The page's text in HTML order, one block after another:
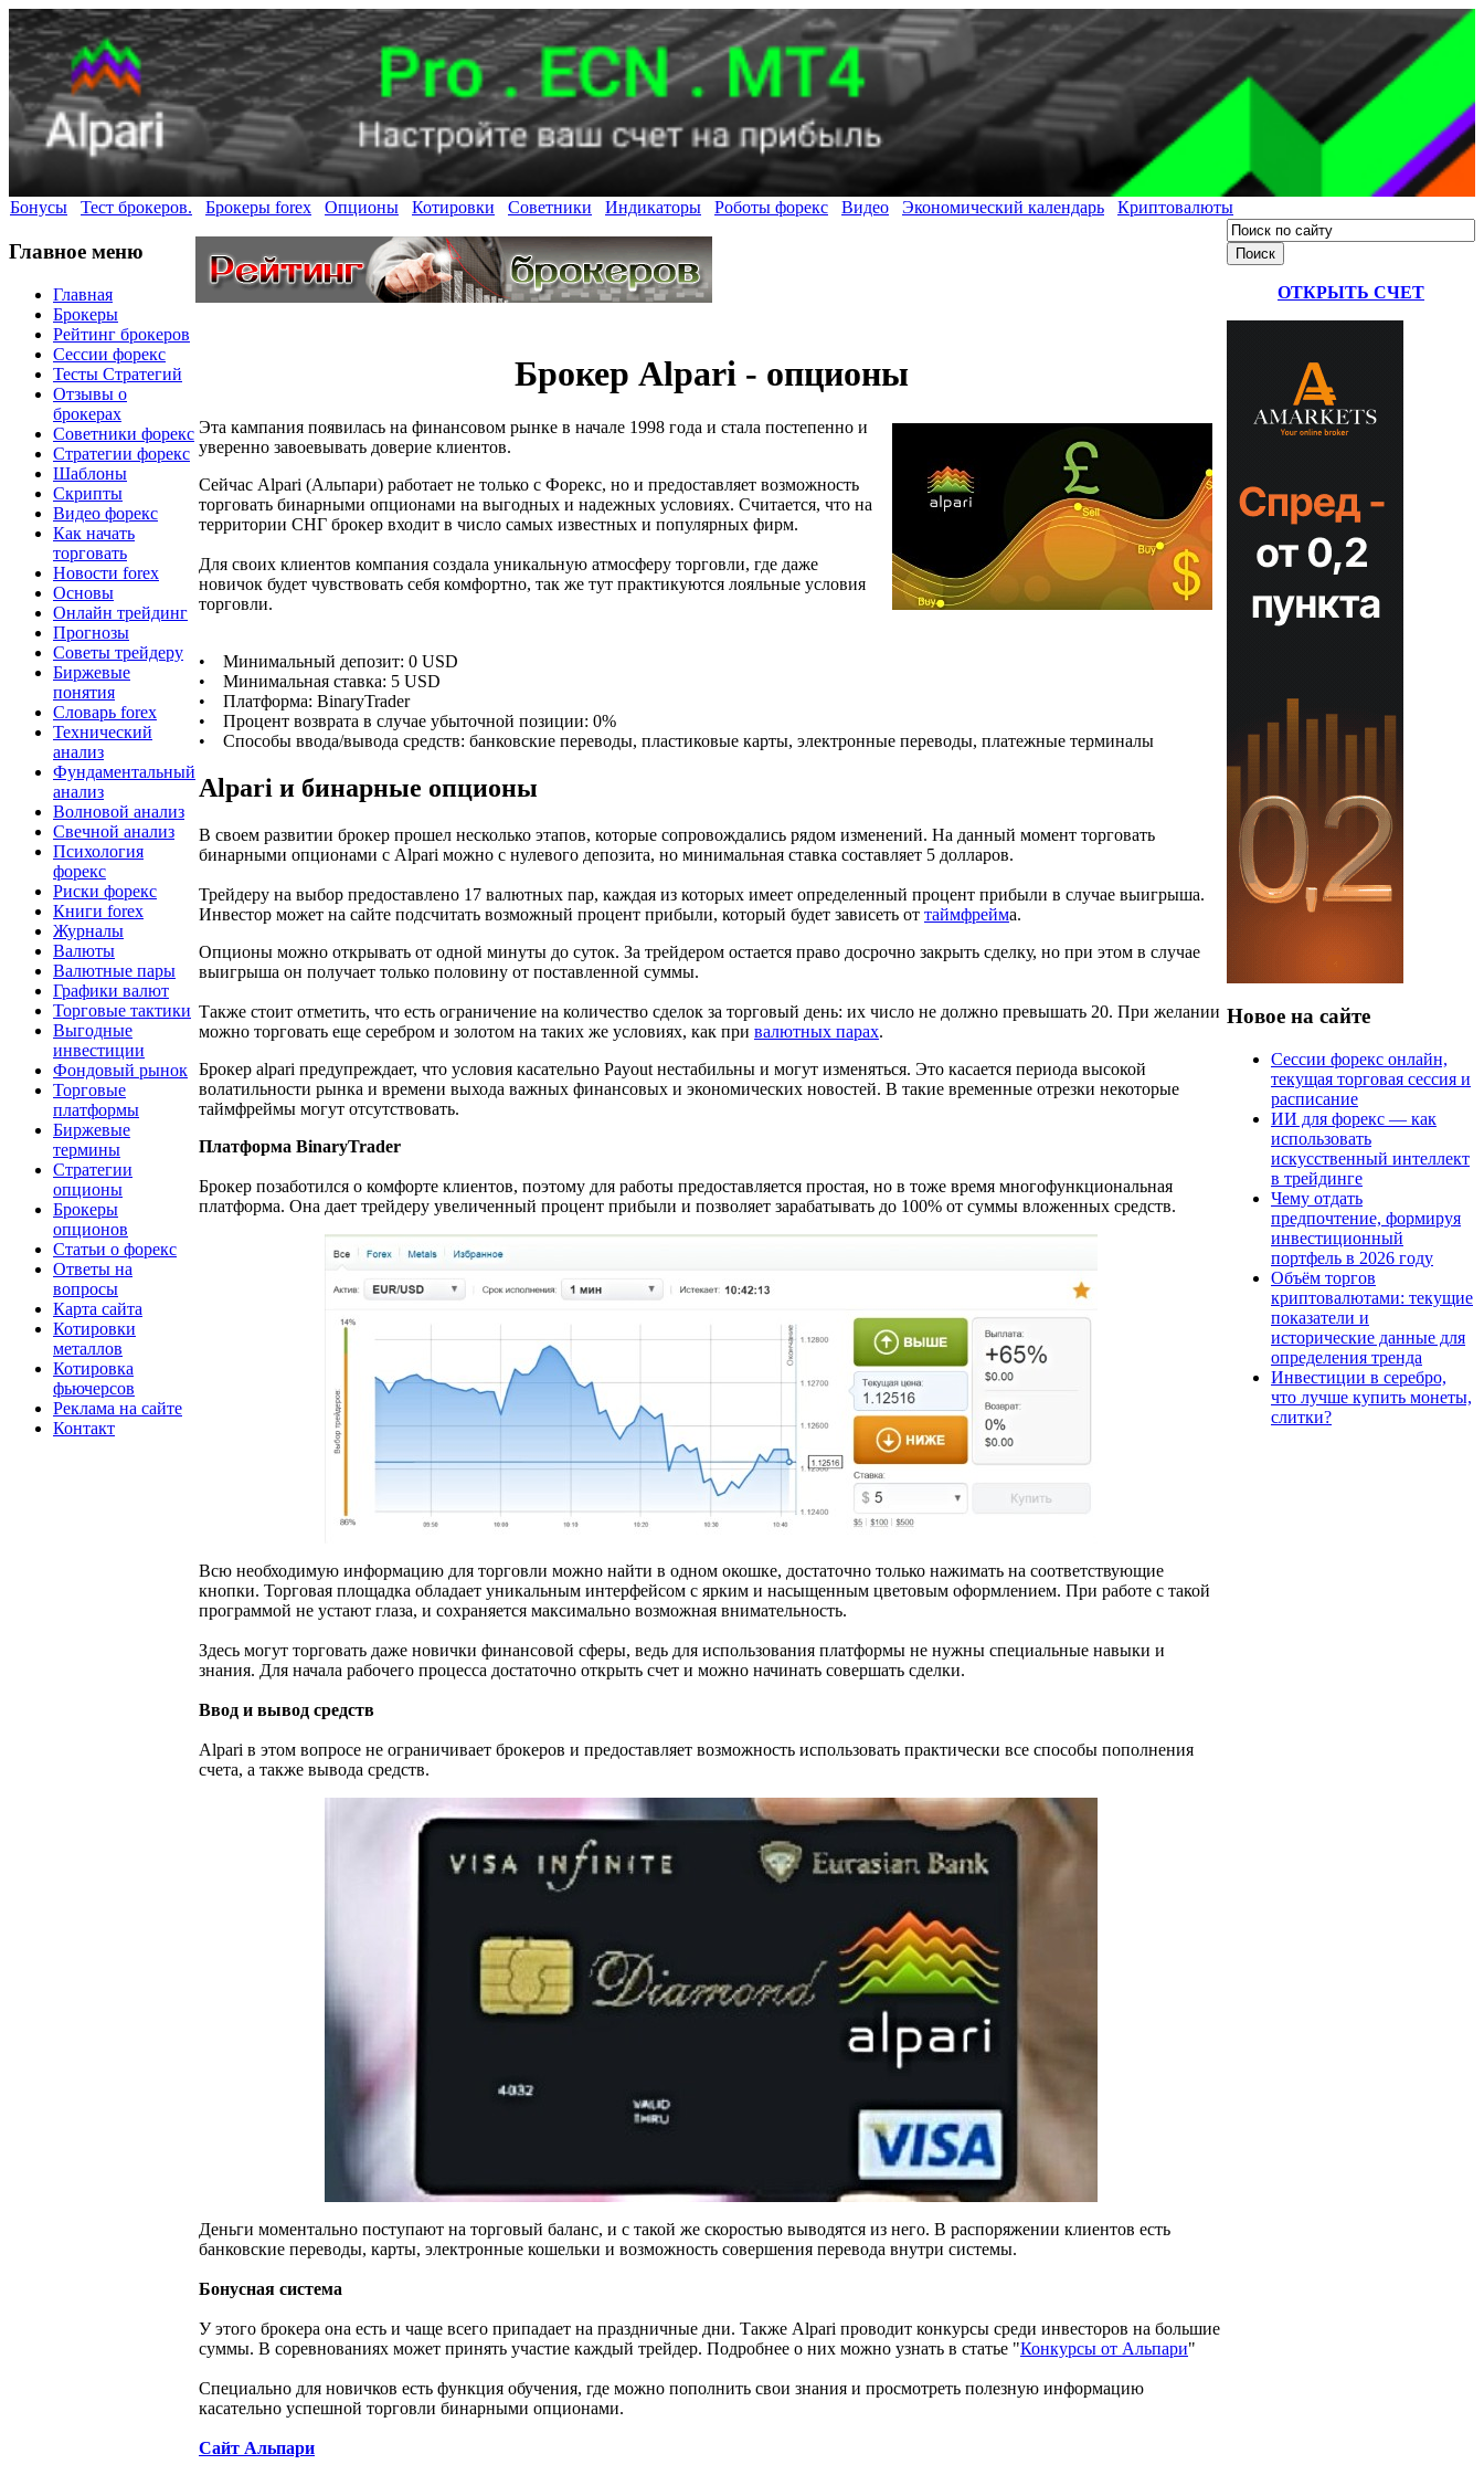
Бонусы Тест брокеров. Брокеры forex Опционы Котировки Советники Индикаторы Роботы форекс Видео Экономический календарь Криптовалюты
Главное меню
Главная
Брокеры
Рейтинг брокеров
Сессии форекс
Тесты Стратегий
Отзывы о
брокерах
Советники форекс
Стратегии форекс
Шаблоны
Скрипты
Видео форекс
Как начать
торговать
Новости forex
Основы
Онлайн трейдинг
Прогнозы
Советы трейдеру
Биржевые
понятия
Словарь forex
Технический
анализ
Фундаментальный
анализ
Волновой анализ
Свечной анализ
Психология
форекс
Риски форекс
Книги forex
Журналы
Валюты
Валютные пары
Графики валют
Торговые тактики
Выгодные
инвестиции
Фондовый рынок
Торговые
платформы
Биржевые
термины
Стратегии
опционы
Брокеры
опционов
Статьи о форекс
Ответы на
вопросы
Карта сайта
Котировки
металлов
Котировка
фьючерсов
Реклама на сайте
Контакт
Брокер Alpari - опционы
Эта кампания появилась на финансовом рынке в начале 1998 года и стала постепенно и
уверенно завоевывать доверие клиентов.
Сейчас Alpari (Альпари) работает не только с Форекс, но и предоставляет возможность
торговать бинарными опционами на выгодных и надежных условиях. Считается, что на
территории СНГ брокер входит в число самых известных и популярных фирм.
Для своих клиентов компания создала уникальную атмосферу торговли, где даже
новичок будет чувствовать себя комфортно, так же тут практикуются лояльные условия
торговли.
• Минимальный депозит: 0 USD
• Минимальная ставка: 5 USD
• Платформа: BinaryTrader
• Процент возврата в случае убыточной позиции: 0%
• Способы ввода/вывода средств: банковские переводы, пластиковые карты, электронные переводы, платежные терминалы
Alpari и бинарные опционы
В своем развитии брокер прошел несколько этапов, которые сопровождались рядом изменений. На данный момент торговать
бинарными опционами с Alpari можно с нулевого депозита, но минимальная ставка составляет 5 долларов.
Трейдеру на выбор предоставлено 17 валютных пар, каждая из которых имеет определенный процент прибыли в случае выигрыша.
Инвестор может на сайте подсчитать возможный процент прибыли, который будет зависеть от таймфрейма.
Опционы можно открывать от одной минуты до суток. За трейдером остается право досрочно закрыть сделку, но при этом в случае
выигрыша он получает только половину от поставленной суммы.
Также стоит отметить, что есть ограничение на количество сделок за торговый день: их число не должно превышать 20. При желании
можно торговать еще серебром и золотом на таких же условиях, как при валютных парах.
Брокер alpari предупреждает, что условия касательно Payout нестабильны и могут изменяться. Это касается периода высокой
волатильности рынка и времени выхода важных финансовых и экономических новостей. В такие временные отрезки некоторые
таймфреймы могут отсутствовать.
Платформа BinaryTrader
Брокер позаботился о комфорте клиентов, поэтому для работы предоставляется простая, но в тоже время многофункциональная
платформа. Она дает трейдеру увеличенный процент прибыли и позволяет зарабатывать до 100% от суммы вложенных средств.
Всю необходимую информацию для торговли можно найти в одном окошке, достаточно только нажимать на соответствующие
кнопки. Торговая площадка обладает уникальным интерфейсом с ярким и насыщенным цветовым оформлением. При работе с такой
программой не устают глаза, и сохраняется максимально возможная внимательность.
Здесь могут торговать даже новички финансовой сферы, ведь для использования платформы не нужны специальные навыки и
знания. Для начала рабочего процесса достаточно открыть счет и можно начинать совершать сделки.
Ввод и вывод средств
Alpari в этом вопросе не ограничивает брокеров и предоставляет возможность использовать практически все способы пополнения
счета, а также вывода средств.
Деньги моментально поступают на торговый баланс, и с такой же скоростью выводятся из него. В распоряжении клиентов есть
банковские переводы, карты, электронные кошельки и возможность совершения перевода внутри системы.
Бонусная система
У этого брокера она есть и чаще всего припадает на праздничные дни. Также Alpari проводит конкурсы среди инвесторов на большие
суммы. В соревнованиях может принять участие каждый трейдер. Подробнее о них можно узнать в статье "Конкурсы от Альпари"
Специально для новичков есть функция обучения, где можно пополнить свои знания и просмотреть полезную информацию
касательно успешной торговли бинарными опционами.
Сайт Альпари
ОТКРЫТЬ СЧЕТ
Новое на сайте
Сессии форекс онлайн,
текущая торговая сессия и
расписание
ИИ для форекс — как
использовать
искусственный интеллект
в трейдинге
Чему отдать
предпочтение, формируя
инвестиционный
портфель в 2026 году
Объём торгов
криптовалютами: текущие
показатели и
исторические данные для
определения тренда
Инвестиции в серебро,
что лучше купить монеты,
слитки?